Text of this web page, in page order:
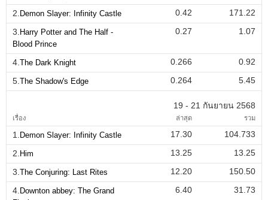
2. Demon Slayer: Infinity Castle 0.42
171.22
3. Harry Potter and The Half -
Blood Prince
0.27 1.07
4. The Dark Knight 0.266
0.92
5. The Shadow's Edge 0.264 5.45
19 - 21 กันยายน 2568
เรื่อง ล่าสุด รวม
1. Demon Slayer: Infinity Castle 17.30
104.733
2. Him 13.25
13.25
3. The Conjuring: Last Rites 12.20
150.50
4. Downton abbey: The Grand
6.40 31.73